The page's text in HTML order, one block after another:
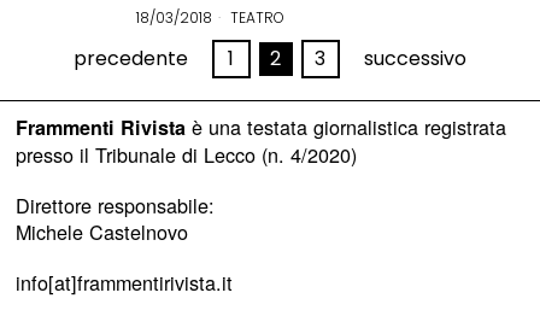
18/03/2018 TEATRO
precedente 1 2 3 successivo
Frammenti Rivistaè una testata giornalistica registrata
presso il Tribunale di Lecco (n. 4/2020)
Direttore responsabile:
Michele Castelnovo
info[at]frammentirivista.it